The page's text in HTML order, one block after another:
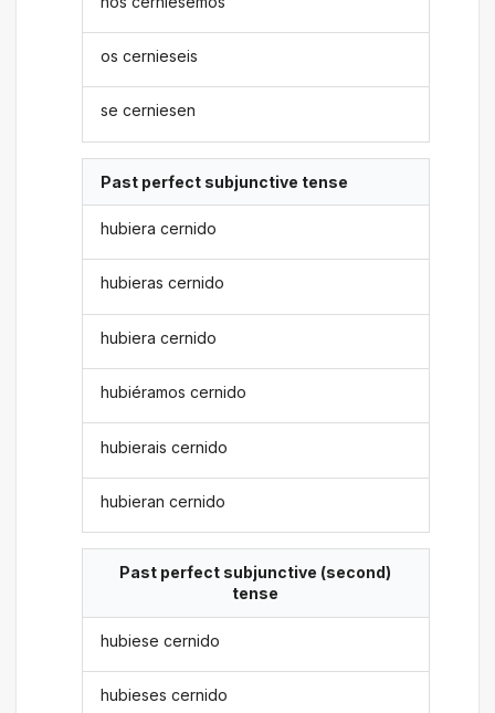
os cernieseis
se cerniesen
Past perfect subjunctive tense
hubiera cernido
hubieras cernido
hubiera cernido
hubiéramos cernido
hubierais cernido
hubieran cernido
Past perfect subjunctive (second)
tense
hubiese cernido
hubieses cernido